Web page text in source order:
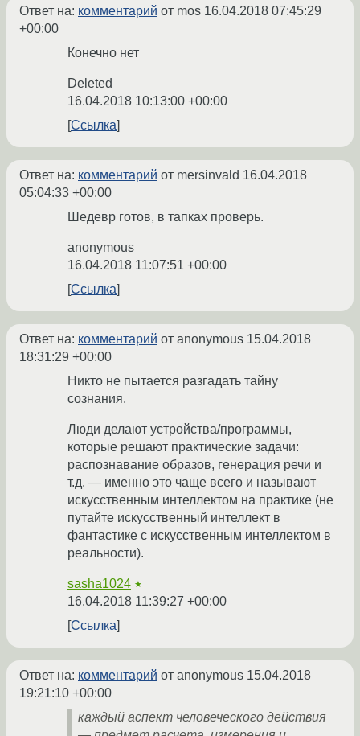
Ответ на: комментарий от mos 16.04.2018 07:45:29
+00:00
Конечно нет
Deleted
16.04.2018 10:13:00 +00:00
Ссылка
Ответ на: комментарий от mersinvald 16.04.2018
05:04:33 +00:00
Шедевр готов, в тапках проверь.
anonymous
16.04.2018 11:07:51 +00:00
Ссылка
Ответ на: комментарий от anonymous 15.04.2018
18:31:29 +00:00
Никто не пытается разгадать тайну
сознания.
Люди делают устройства/программы,
которые решают практические задачи:
распознавание образов, генерация речи и
т.д. — именно это чаще всего и называют
искусственным интеллектом на практике (не
путайте искусственный интеллект в
фантастике с искусственным интеллектом в
реальности).
sasha1024 ★
16.04.2018 11:39:27 +00:00
Ссылка
Ответ на: комментарий от anonymous 15.04.2018
19:21:10 +00:00
каждый аспект человеческого действия